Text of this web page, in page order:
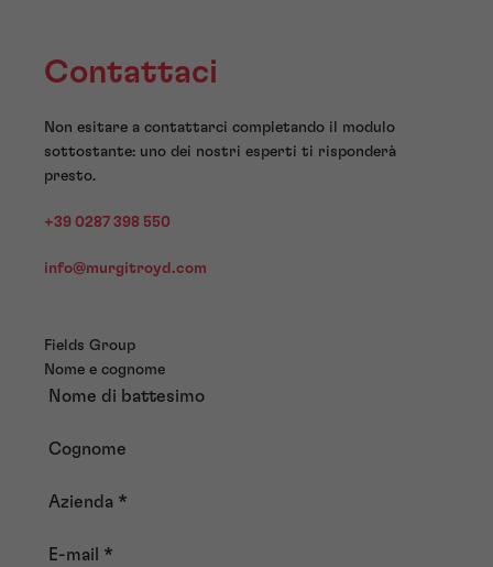
Contattaci
Non esitare a contattarci completando il modulo
sottostante: uno dei nostri esperti ti risponderà
presto.
+39 0287 398 550
info@murgitroyd.com
Fields Group
Nome e cognome
Nome di battesimo
Cognome
Azienda *
E-mail *